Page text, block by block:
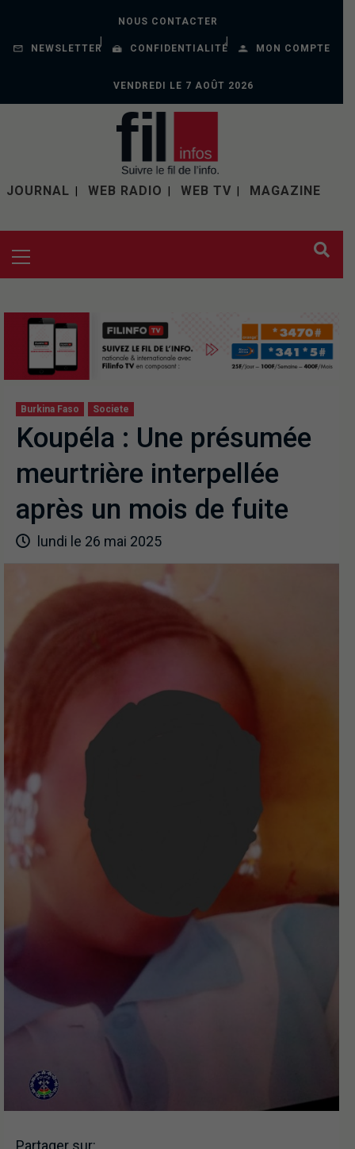
NOUS CONTACTER
NEWSLETTER CONFIDENTIALITÉ MON COMPTE
VENDREDI LE 7 AOÛT 2026
JOURNAL WEB RADIO WEB TV MAGAZINE
Burkina Faso Societe
Koupéla : Une présumée
meurtrière interpellée
après un mois de fuite
lundi le 26 mai 2025
Partager sur: